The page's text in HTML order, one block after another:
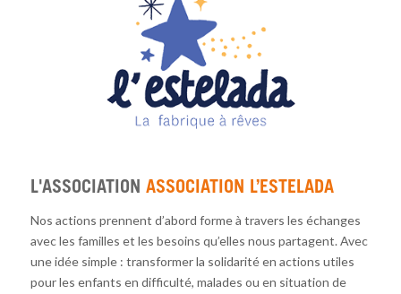
L'ASSOCIATION ASSOCIATION L’ESTELADA
Nos actions prennent d’abord forme à travers les échanges
avec les familles et les besoins qu’elles nous partagent. Avec
une idée simple : transformer la solidarité en actions utiles
pour les enfants en difficulté, malades ou en situation de